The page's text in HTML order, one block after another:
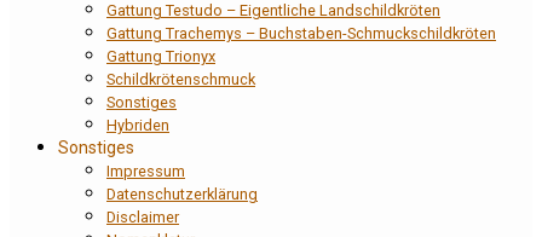
Gattung Testudo – Eigentliche Landschildkröten
Gattung Trachemys – Buchstaben-Schmuckschildkröten
Gattung Trionyx
Schildkrötenschmuck
Sonstiges
Hybriden
Sonstiges
Impressum
Datenschutzerklärung
Disclaimer